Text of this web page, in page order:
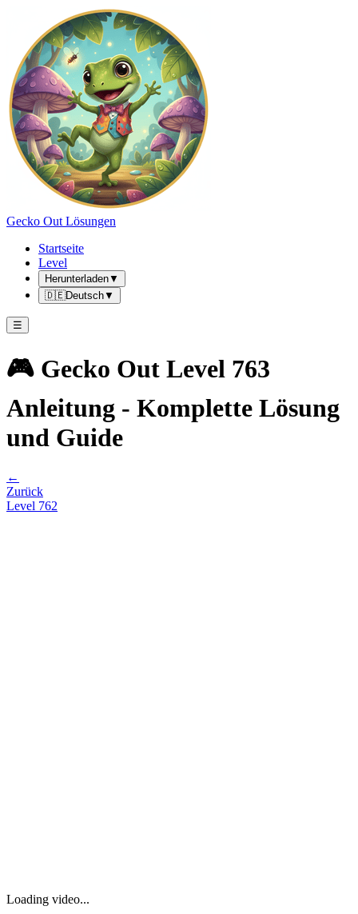
Gecko Out Lösungen
Startseite
Level
Herunterladen▼
🇩🇪Deutsch▼
☰
🎮 Gecko Out Level 763
Anleitung - Komplette Lösung
und Guide
←
Zurück
Level 762
Loading video...